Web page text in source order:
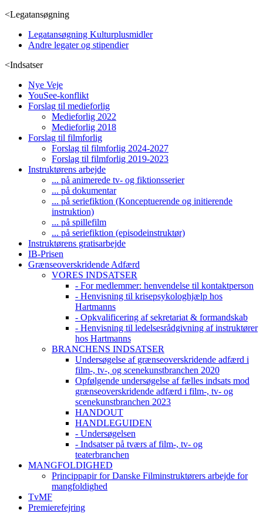
<Legatansøgning
Legatansøgning Kulturplusmidler
Andre legater og stipendier
<Indsatser
Nye Veje
YouSee-konflikt
Forslag til medieforlig
Medieforlig 2022
Medieforlig 2018
Forslag til filmforlig
Forslag til filmforlig 2024-2027
Forslag til filmforlig 2019-2023
Instruktørens arbejde
... på animerede tv- og fiktionsserier
... på dokumentar
... på seriefiktion (Konceptuerende og initierende
instruktion)
... på spillefilm
... på seriefiktion (episodeinstruktør)
Instruktørens gratisarbejde
IB-Prisen
Grænseoverskridende Adfærd
VORES INDSATSER
- For medlemmer: henvendelse til kontaktperson
- Henvisning til krisepsykologhjælp hos
Hartmanns
- Opkvalificering af sekretariat & formandskab
- Henvisning til ledelsesrådgivning af instruktører
hos Hartmanns
BRANCHENS INDSATSER
Undersøgelse af grænseoverskridende adfærd i
film-, tv-, og scenekunstbranchen 2020
Opfølgende undersøgelse af fælles indsats mod
grænseoverskridende adfærd i film-, tv- og
scenekunstbranchen 2023
HANDOUT
HANDLEGUIDEN
- Undersøgelsen
- Indsatser på tværs af film-, tv- og
teaterbranchen
MANGFOLDIGHED
Princippapir for Danske Filminstruktørers arbejde for
mangfoldighed
TvMF
Premierefejring